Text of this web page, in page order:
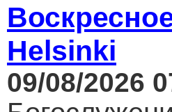
Helsinki
09/08/2026